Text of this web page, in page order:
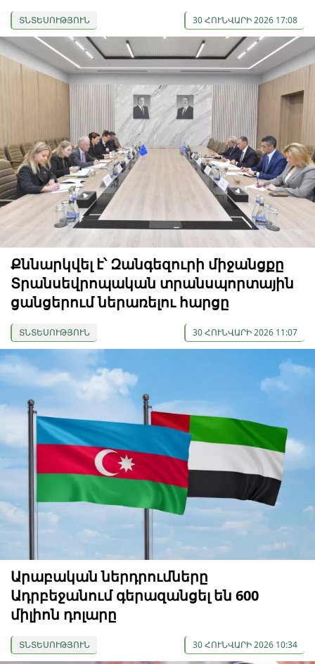
ՏՆՏԵՍՈՒԹՅՈՒՆ 30 ՀՈՒՆՎԱՐԻ 2026 17:08
Քննարկվել է՝ Զանգեզուրի միջանցքը
Տրանսեվրոպական տրանսպորտային
ցանցերում ներառելու հարցը
ՏՆՏԵՍՈՒԹՅՈՒՆ 30 ՀՈՒՆՎԱՐԻ 2026 11:07
Արաբական ներդրումները
Ադրբեջանում գերազանցել են 600
միլիոն դոլարը
ՏՆՏԵՍՈՒԹՅՈՒՆ 30 ՀՈՒՆՎԱՐԻ 2026 10:34